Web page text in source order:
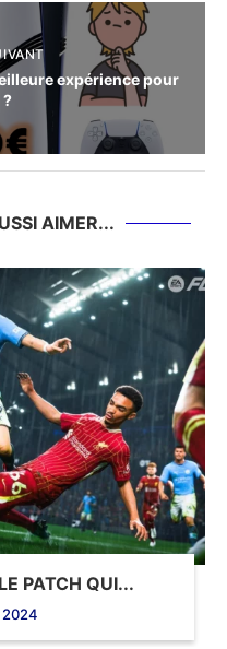
expérience pour
AIMER...
PATCH QUI...